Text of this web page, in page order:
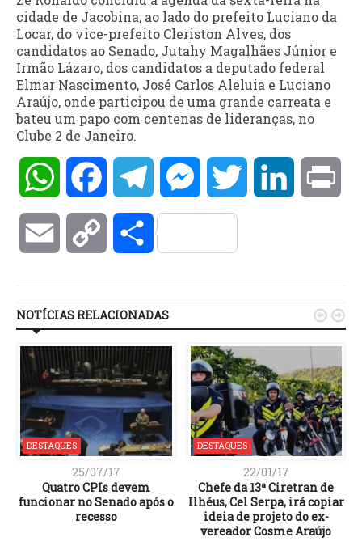
cidade de Jacobina, ao lado do prefeito Luciano da
Locar, do vice-prefeito Cleriston Alves, dos
candidatos ao Senado, Jutahy Magalhães Júnior e
Irmão Lázaro, dos candidatos a deputado federal
Elmar Nascimento, José Carlos Aleluia e Luciano
Araújo, onde participou de uma grande carreata e
bateu um papo com centenas de lideranças, no
Clube 2 de Janeiro.
WhatsAppFacebookTelegramMessengerTwitter LinkedIn
Email Copy Compartilhar
NOTÍCIAS RELACIONADAS
DESTAQUES
25/07/17
Quatro CPIs devem
funcionar no Senado após o
recesso
DESTAQUES
22/01/17
Chefe da 13ª Ciretran de
Ilhéus, Cel Serpa, irá copiar
ideia de projeto do ex-
vereador Cosme Araújo
 